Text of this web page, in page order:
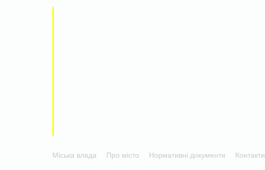
Міська влада Про місто Нормативні документи Контакти